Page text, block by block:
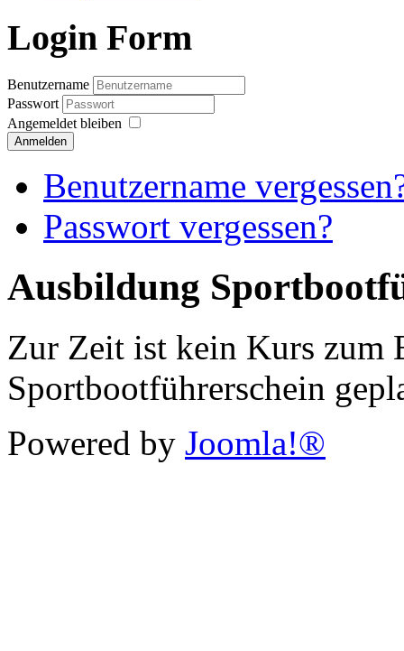
Login Form
Benutzername
Passwort
Angemeldet bleiben
Anmelden
Benutzername
Passwort vergessen?
Ausbildung
Zur Zeit ist kein Kurs zum
Sportbootführerschein
Powered by Joomla!®